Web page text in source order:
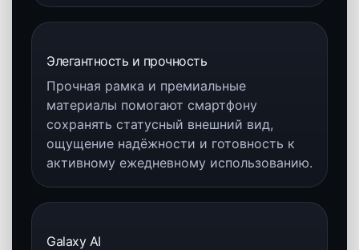
Titanium Silver Blue
Страница цвета
Titanium White Silver
Титановый бело-серебряный